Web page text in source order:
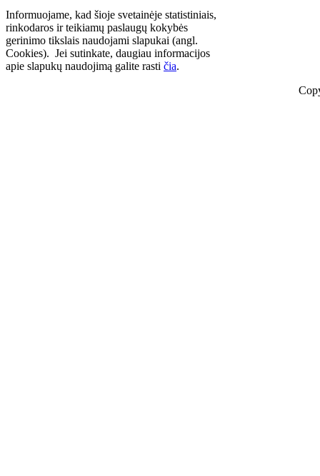
Informuojame, kad šioje svetainėje statistiniais,
rinkodaros ir teikiamų paslaugų kokybės
gerinimo tikslais naudojami slapukai (angl.
Cookies). Jei sutinkate, daugiau informacijos
apie slapukų naudojimą galite rasti čia.